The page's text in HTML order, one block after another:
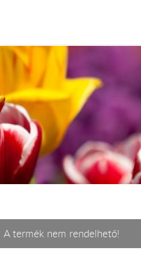
A termék nem rendelhető!